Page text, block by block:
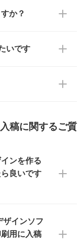
購入を含
納品場
ただく
をご確認
ために
い合わ
認のう
意してお
か？
文確定の
いです
ジにある
ターパック
ど)
いない状
ので予め
稿に関するご質
ンを作る
良いです
」を使え
ンを作成
トも豊富
インソフ
用に入稿